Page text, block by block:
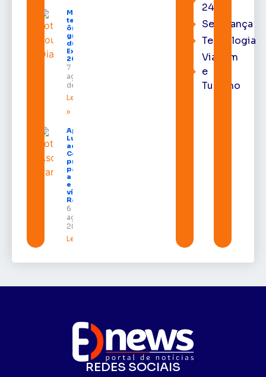
Macapá
terá
ônibus
gratuitos
durante a
Expofeira
2026
7 de
agosto
de 2026
Leia mais
»
Após veto,
Lula envia
ao
Congresso
projeto
para criar
a UNIFRON
e grava
vídeo para
Randolfe
6 de
agosto de
2026
Leia mais »
24h
Segurança
Tecnologia
Viagem
e
Turismo
REDES SOCIAIS